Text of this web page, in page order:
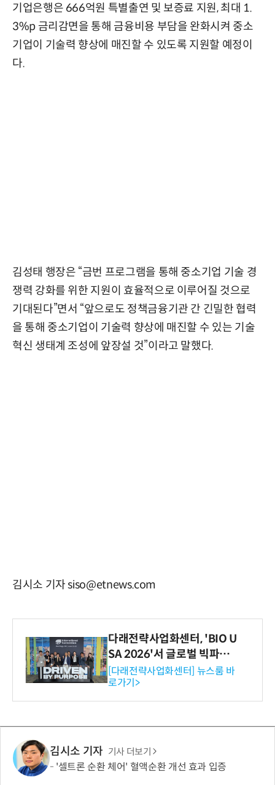
기업은행은 666억원 특별출연 및 보증료 지원, 최대 1.
3%p 금리감면을 통해 금융비용 부담을 완화시켜 중소
기업이 기술력 향상에 매진할 수 있도록 지원할 예정이
다.
김성태 행장은 “금번 프로그램을 통해 중소기업 기술 경
쟁력 강화를 위한 지원이 효율적으로 이루어질 것으로
기대된다”면서 “앞으로도 정책금융기관 간 긴밀한 협력
을 통해 중소기업이 기술력 향상에 매진할 수 있는 기술
혁신 생태계 조성에 앞장설 것”이라고 말했다.
김시소 기자 siso@etnews.com
다래전략사업화센터, 'BIO U
SA 2026'서 글로벌 빅파마
와의 비즈니스 미팅 지원…K
-바이오 해외 진출 교두보 확
보
[다래전략사업화센터] 뉴스룸 바
로가기>
김시소 기자 기사 더보기
'셀트론 순환 체어' 혈액순환 개선 효과 입증